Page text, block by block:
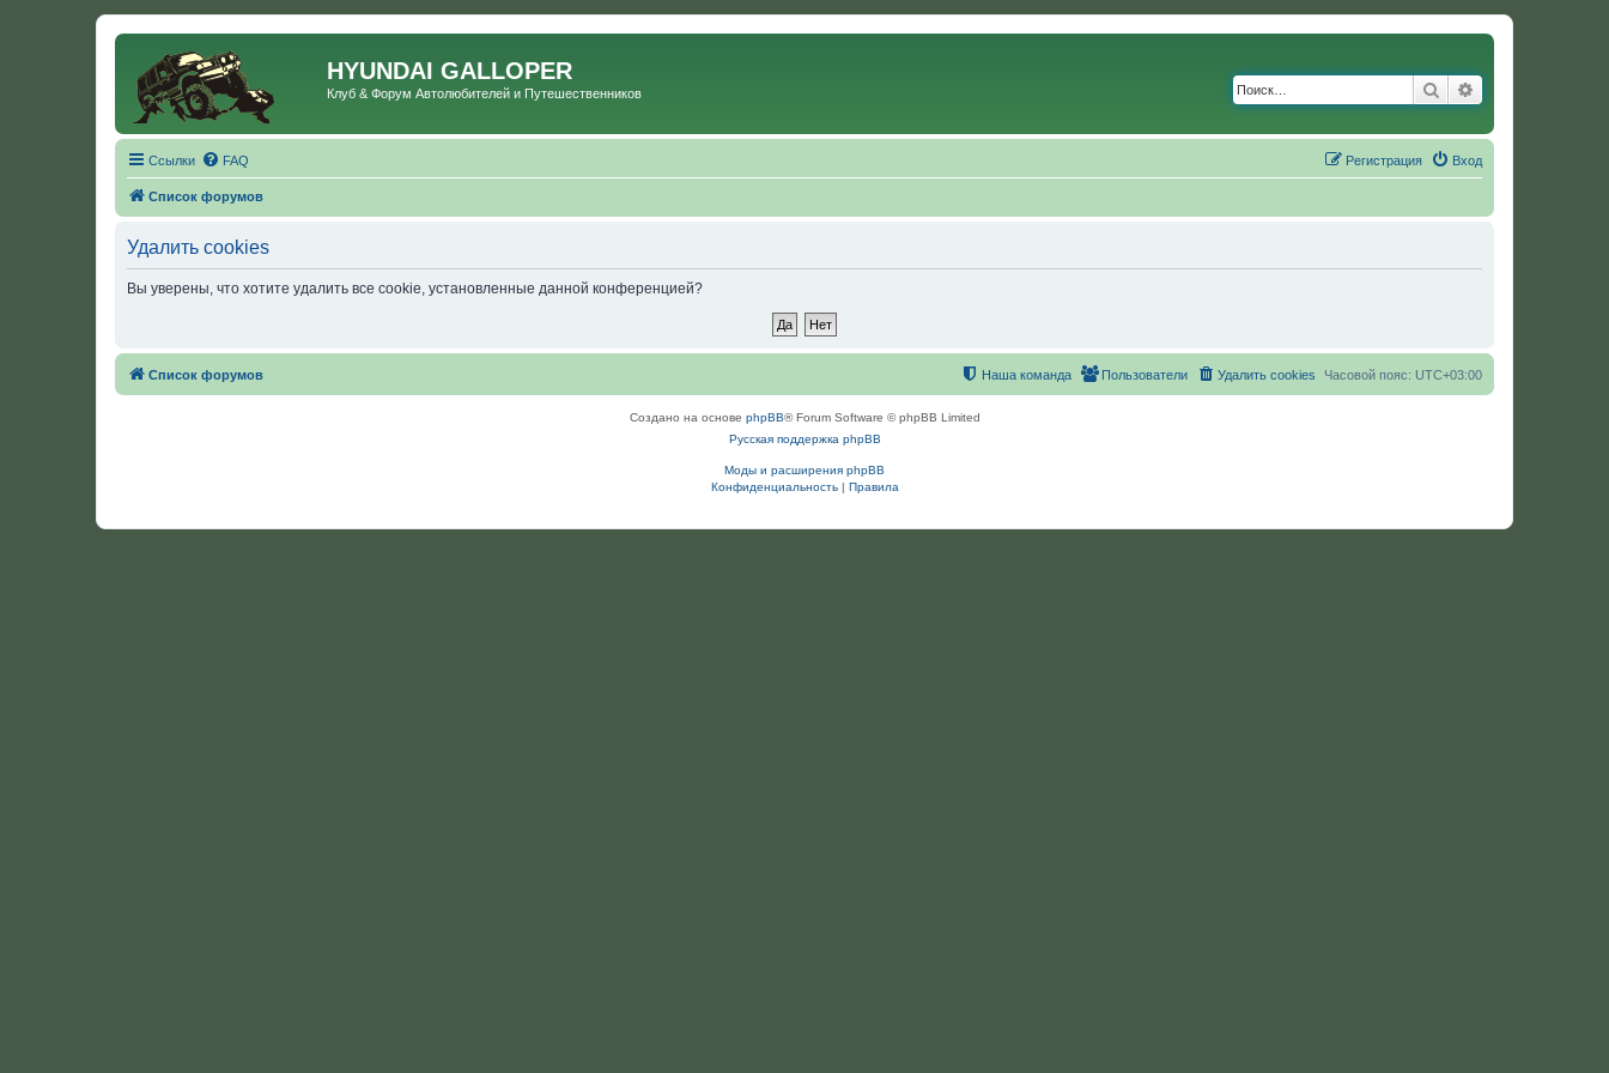
HYUNDAI GALLOPER
Клуб & Форум Автолюбителей и Путешественников Поиск
Ссылки FAQ Вход
Регистрация
Список форумов
Удалить cookies
Вы уверены, что хотите удалить все cookie, установленные данной конференцией?
Список форумов Часовой пояс: UTC+03:00
Удалить cookies
Пользователи
Наша команда
Создано на основе phpBB® Forum Software © phpBB Limited
Русская поддержка phpBB
Моды и расширения phpBB
Конфиденциальность| Правила